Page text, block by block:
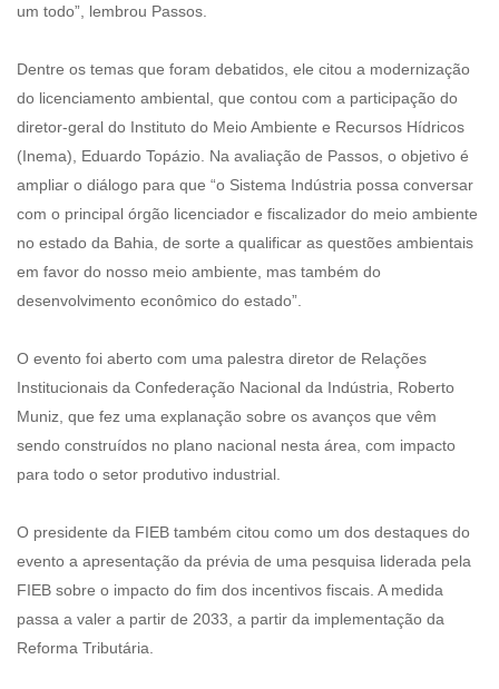
um todo”, lembrou Passos.
Dentre os temas que foram debatidos, ele citou a modernização
do licenciamento ambiental, que contou com a participação do
diretor-geral do Instituto do Meio Ambiente e Recursos Hídricos
(Inema), Eduardo Topázio. Na avaliação de Passos, o objetivo é
ampliar o diálogo para que “o Sistema Indústria possa conversar
com o principal órgão licenciador e fiscalizador do meio ambiente
no estado da Bahia, de sorte a qualificar as questões ambientais
em favor do nosso meio ambiente, mas também do
desenvolvimento econômico do estado”.
O evento foi aberto com uma palestra diretor de Relações
Institucionais da Confederação Nacional da Indústria, Roberto
Muniz, que fez uma explanação sobre os avanços que vêm
sendo construídos no plano nacional nesta área, com impacto
para todo o setor produtivo industrial.
O presidente da FIEB também citou como um dos destaques do
evento a apresentação da prévia de uma pesquisa liderada pela
FIEB sobre o impacto do fim dos incentivos fiscais. A medida
passa a valer a partir de 2033, a partir da implementação da
Reforma Tributária.